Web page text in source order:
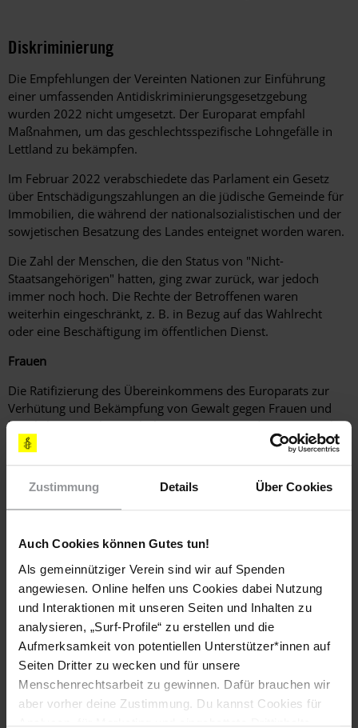
Zustimmung Details Über Cookies
Auch Cookies können Gutes tun!
Als gemeinnütziger Verein sind wir auf Spenden
angewiesen. Online helfen uns Cookies dabei Nutzung
und Interaktionen mit unseren Seiten und Inhalten zu
analysieren, „Surf-Profile“ zu erstellen und die
Aufmerksamkeit von potentiellen Unterstützer*innen auf
Seiten Dritter zu wecken und für unsere
Menschenrechtsarbeit zu gewinnen. Dafür brauchen wir
aber vorher deine Zustimmung. Du kannst Cookies für
Diskriminierung
Die Empfehlungen der Vereinten Nationen zur Einführung
einer umfassenden Antidiskriminierungsgesetzgebung
wurden 2022 nicht umgesetzt. Der Europarat empfahl
Maßnahmen, um das geschlechtsspezifische Lohngefälle in
Lettland zu bekämpfen.
Im Februar 2022 verabschiedete das Parlament ein Gesetz
über Entschädigungszahlungen an die jüdische Gemeinde für
Immobilien, die während der nationalsozialistischen und der
sowjetischen Besatzung des Landes enteignet worden waren.
Die Zahl der Menschen, die den Status von "Nicht-
Staatsangehörigen" hatten, ging zwar zurück, war jedoch
immer noch hoch. Die Rechte der Betroffenen waren
weiterhin eingeschränkt, z. B. in Bezug auf das Wahlrecht
oder eine Beschäftigung im öffentlichen Dienst.
Frauen
Die Ratifizierung des Übereinkommens des Europarats zur
Verhütung und Bekämpfung von Gewalt gegen Frauen und
häuslicher Gewalt (Istanbul-Konvention) stand 2022 weiterhin
aus.
Verfassung verpflichtet ist, ein Gesetz über nichteheliche
Verpflichtung nicht nach. Doch begannen die
Verwaltungsgerichte 2022 damit, gleichgeschlechtliche Paare
anzuerkennen, nachdem der Oberste Gerichtshof im
Dezember 2021 entschieden hatte, dass die
Verwaltungsgerichte bis zur Verabschiedung entsprechender
Gesetze befugt seien, diese Art der Anerkennung und des
Schutzes zu gewährleisten. Im Dezember 2022 stellte das
Parlament die Ausarbeitung dieser Gesetze ein.